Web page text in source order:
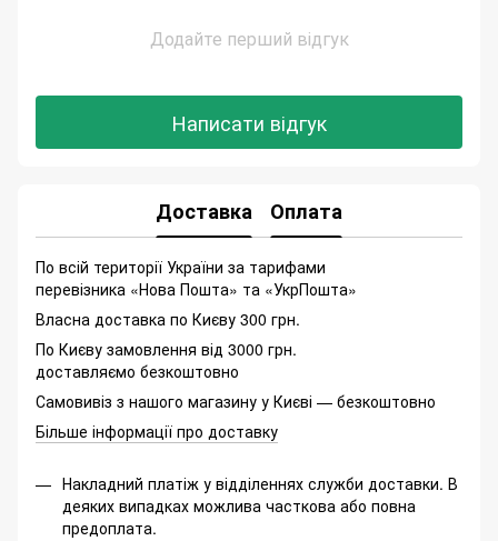
Додайте перший відгук
Написати відгук
Доставка Оплата
По всій території України за тарифами
перевізника «Нова Пошта» та «УкрПошта»
Власна доставка по Києву 300 грн.
По Києву замовлення від 3000 грн.
доставляємо безкоштовно
Самовивіз з нашого магазину у Києві — безкоштовно
Більше інформації про доставку
Накладний платіж у відділеннях служби доставки. В
деяких випадках можлива часткова або повна
предоплата.